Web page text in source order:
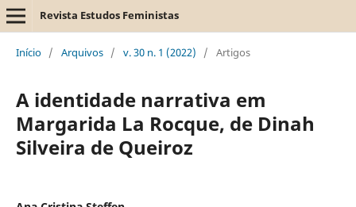
Revista Estudos Feministas
Início / Arquivos / v. 30 n. 1 (2022) / Artigos
A identidade narrativa em
Margarida La Rocque, de Dinah
Silveira de Queiroz